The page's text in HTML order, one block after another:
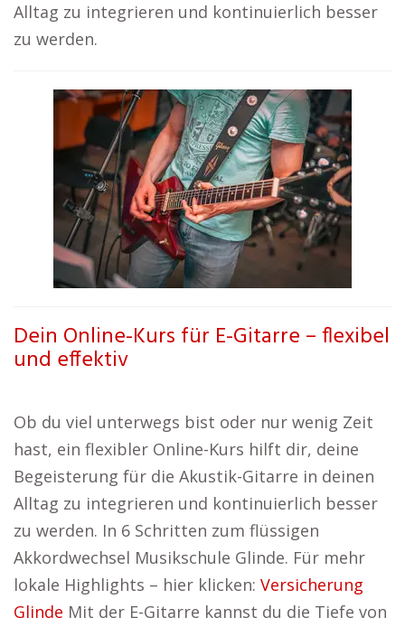
Alltag zu integrieren und kontinuierlich besser
zu werden.
Dein Online-Kurs für E-Gitarre – flexibel
und effektiv
Ob du viel unterwegs bist oder nur wenig Zeit
hast, ein flexibler Online-Kurs hilft dir, deine
Begeisterung für die Akustik-Gitarre in deinen
Alltag zu integrieren und kontinuierlich besser
zu werden. In 6 Schritten zum flüssigen
Akkordwechsel Musikschule Glinde. Für mehr
lokale Highlights – hier klicken: Versicherung
Glinde Mit der E-Gitarre kannst du die Tiefe von